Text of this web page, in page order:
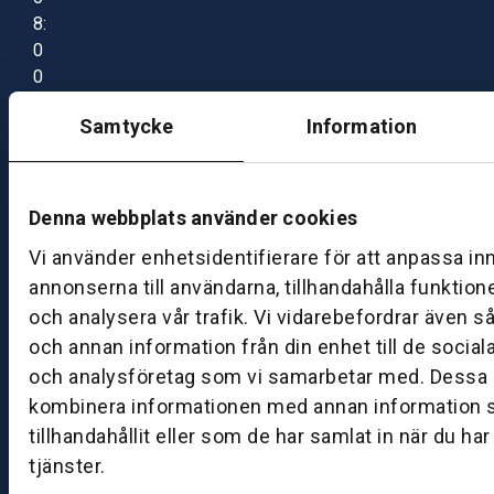
Samtycke Information
Denna webbplats använder cookies
Vi använder enhetsidentifierare för att anpassa
annonserna till användarna, tillhandahålla
och analysera vår trafik. Vi vidarebefordrar även
och annan information från din enhet till de
och analysföretag som vi samarbetar med. Dessa
kombinera informationen med annan information
tillhandahållit eller som de har samlat in när du
tjänster.
8:
0
0
7:
0
B
S
k
ö
v
d